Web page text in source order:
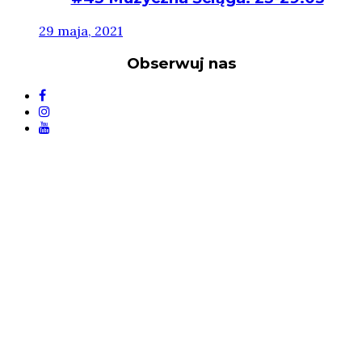
29 maja, 2021
Obserwuj nas